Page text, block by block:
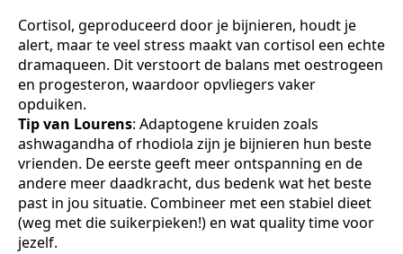
Cortisol, geproduceerd door je bijnieren, houdt je
alert, maar te veel stress maakt van cortisol een echte
dramaqueen. Dit verstoort de balans met oestrogeen
en progesteron, waardoor opvliegers vaker
opduiken.
Tip van Lourens: Adaptogene kruiden zoals
ashwagandha of rhodiola zijn je bijnieren hun beste
vrienden. De eerste geeft meer ontspanning en de
andere meer daadkracht, dus bedenk wat het beste
past in jou situatie. Combineer met een stabiel dieet
(weg met die suikerpieken!) en wat quality time voor
jezelf.